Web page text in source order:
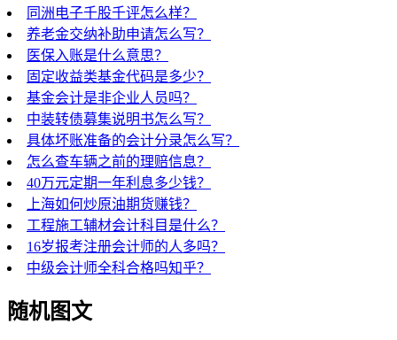
同洲电子千股千评怎么样？
养老金交纳补助申请怎么写？
医保入账是什么意思？
固定收益类基金代码是多少？
基金会计是非企业人员吗？
中装转债募集说明书怎么写？
具体坏账准备的会计分录怎么写？
怎么查车辆之前的理赔信息？
40万元定期一年利息多少钱？
上海如何炒原油期货赚钱？
工程施工辅材会计科目是什么？
16岁报考注册会计师的人多吗？
中级会计师全科合格吗知乎？
随机图文